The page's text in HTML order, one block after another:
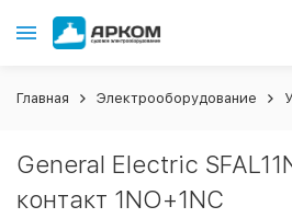
Главная Электрооборудование
General Electric
контакт 1NO+1NC